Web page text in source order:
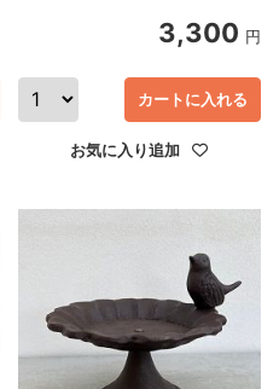
3,300 円
カートに入れる
お気に入り追加